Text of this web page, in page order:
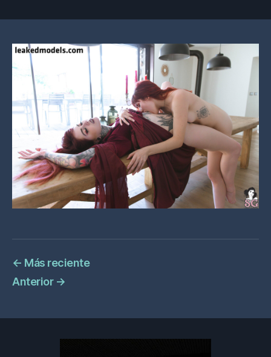
← Más reciente
Anterior →